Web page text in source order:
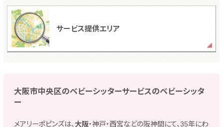
サービス提供エリア
大阪市中央区のベビーシッターサービスのベビーシッタ
ー
メアリーポピンズは、大阪・神戸・西宮などの阪神間にて、35年にわ